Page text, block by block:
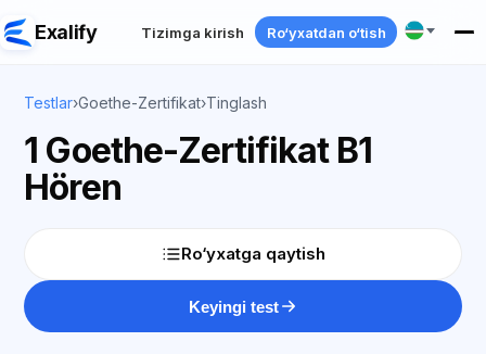
Exalify Tizimga kirish Ro‘yxatdan o‘tish
Testlar›Goethe-Zertifikat›Tinglash
1 Goethe-Zertifikat B1
Hören
Ro‘yxatga qaytish
Keyingi test